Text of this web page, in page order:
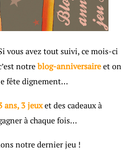
vous avez tout suivi, ce mois-ci
notreblog-anniversaireet on
fête dignement…
ans, 3 jeuxet des cadeaux à
à chaque fois…
notre dernier jeu !